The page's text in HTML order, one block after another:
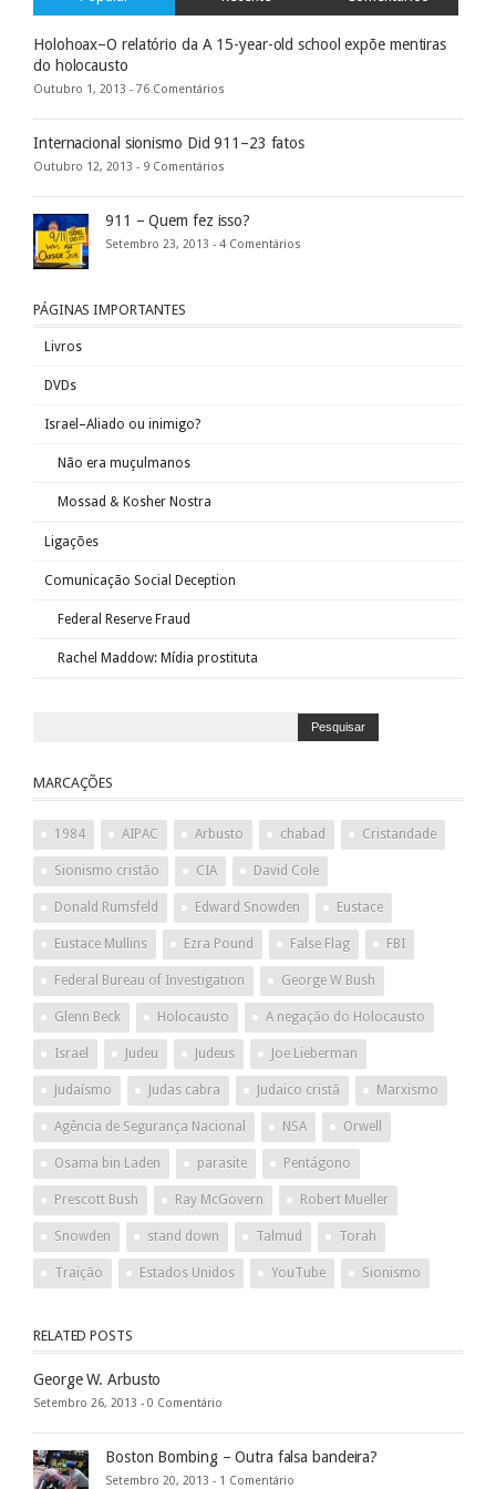
Holohoax–O relatório da A 15-year-old school expõe mentiras
do holocausto
Outubro 1, 2013 - 76 Comentários
Internacional sionismo Did 911–23 fatos
Outubro 12, 2013 - 9 Comentários
911 – Quem fez isso?
Setembro 23, 2013 - 4 Comentários
PÁGINAS IMPORTANTES
Livros
DVDs
Israel–Aliado ou inimigo?
Não era muçulmanos
Mossad & Kosher Nostra
Ligações
Comunicação Social Deception
Federal Reserve Fraud
Rachel Maddow: Mídia prostituta
MARCAÇÕES
1984 AIPAC Arbusto chabad Cristandade
Sionismo cristão CIA David Cole
Donald Rumsfeld Edward Snowden Eustace
Eustace Mullins Ezra Pound False Flag FBI
Federal Bureau of Investigation George W Bush
Glenn Beck Holocausto A negação do Holocausto
Israel Judeu Judeus Joe Lieberman
Judaísmo Judas cabra Judaico cristã Marxismo
Agência de Segurança Nacional NSA Orwell
Osama bin Laden parasite Pentágono
Prescott Bush Ray McGovern Robert Mueller
Snowden stand down Talmud Torah
Traição Estados Unidos YouTube Sionismo
RELATED POSTS
George W. Arbusto
Setembro 26, 2013 - 0 Comentário
Boston Bombing – Outra falsa bandeira?
Setembro 20, 2013 - 1 Comentário